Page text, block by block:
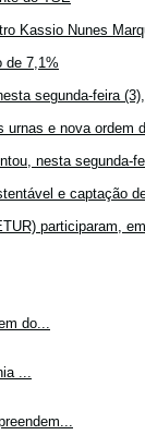
Kassio Nunes
de 7,1%
segunda-feira
e nova ordem
nesta
e captação
participaram,
do...
...